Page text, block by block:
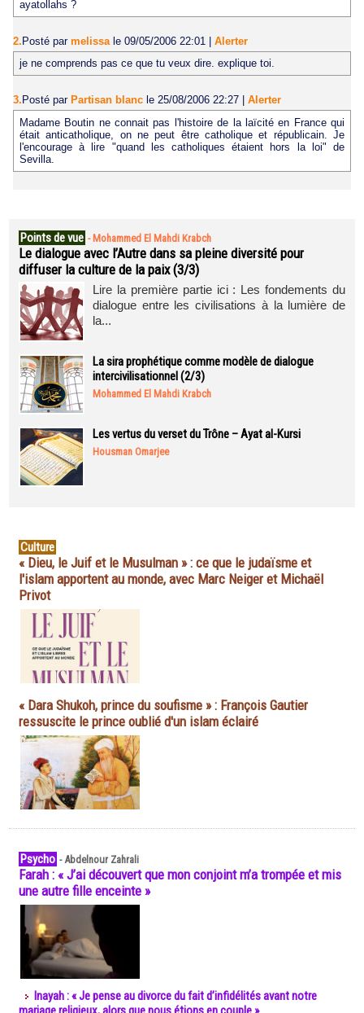
ayatollahs ?
2.Posté par melissa le 09/05/2006 22:01 | Alerter
je ne comprends pas ce que tu veux dire. explique toi.
3. Posté par Partisan blanc le 25/08/2006 22:27
Alerter
Madame Boutin ne connait pas l'histoire de la laïcité en France qui
était anticatholique, on ne peut être catholique et républicain. Je
l'encourage à lire "quand les catholiques étaient hors la loi" de
Sevilla.
Points de vue - Mohammed El Mahdi Krabch
Le dialogue avec l’Autre dans sa pleine diversité pour
diffuser la culture de la paix (3/3)
Lire la première partie ici : Les fondements du
dialogue entre les civilisations à la lumière de
la...
La sira prophétique comme modèle de dialogue
intercivilisationnel (2/3)
Mohammed El Mahdi Krabch
Les vertus du verset du Trône – Ayat al-Kursi
Housman Omarjee
Culture
« Dieu, le Juif et le Musulman » : ce que le judaïsme et
l'islam apportent au monde, avec Marc Neiger et Michaël
Privot
« Dara Shukoh, prince du soufisme » : François Gautier
ressuscite le prince oublié d'un islam éclairé
Psycho -Abdelnour Zahrali
Farah : « J’ai découvert que mon conjoint m’a trompée et mis
une autre fille enceinte »
Inayah : « Je pense au divorce du fait d’infidélités avant notre